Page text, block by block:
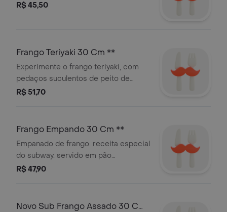
R$ 45,50
Frango Teriyaki 30 Cm **
Experimente o frango teriyaki, com
pedaços suculentos de peito de
frango e o delicioso molho teriyaki
R$ 51,70
Frango Empando 30 Cm **
Empanado de frango. receita especial
do subway. servido em pão
fresquinho, frango empanado, queijo
R$ 47,90
Novo Sub Frango Assado 30 Cm